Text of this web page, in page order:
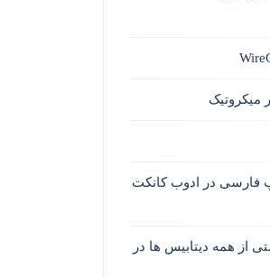
فارسی در ادوب کانکت
از همه دیتابیس ها در